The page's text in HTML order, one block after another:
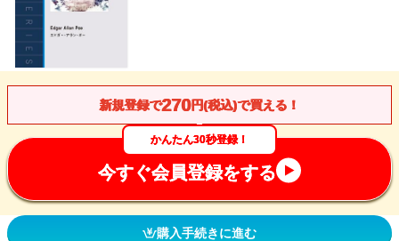
新規登録で270円(税込)で買える！
かんたん30秒登録！
今すぐ会員登録をする
購入手続きに進む